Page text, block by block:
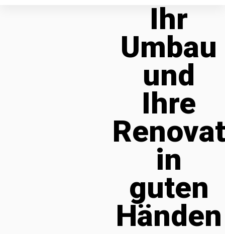
Ihr
Umbau
und
Ihre
in
guten
Händen